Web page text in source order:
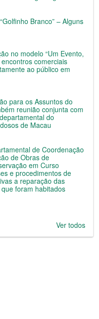
Branco” – Alguns
no modelo “Um Evento,
comerciais
ao público em
para os Assuntos do
reunião conjunta com
do
de Macau
de Coordenação
de Obras de
em Curso
e procedimentos de
a reparação das
foram habitados
Ver todos